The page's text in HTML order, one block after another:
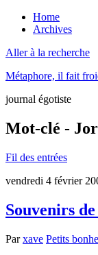
Home
Archives
Aller à la recherche
Métaphore, il fait
journal égotiste
Mot-clé -
Fil des entrées
vendredi 4 février
Souvenirs
Parxave Petits